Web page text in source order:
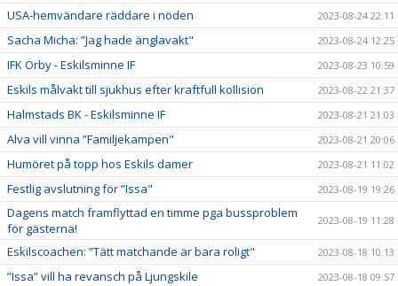
USA-hemvändare räddare i nöden 2023-08-24 22:11
Sacha Micha: ”Jag hade änglavakt" 2023-08-24 12:25
IFK Örby - Eskilsminne IF 2023-08-23 10:59
Eskils målvakt till sjukhus efter kraftfull kollision 2023-08-22 21:37
Halmstads BK - Eskilsminne IF 2023-08-21 21:03
Alva vill vinna ”Familjekampen" 2023-08-21 20:06
Humöret på topp hos Eskils damer 2023-08-21 11:02
Festlig avslutning för ”Issa" 2023-08-19 19:26
Dagens match framflyttad en timme pga bussproblem
för gästerna!
2023-08-19 11:28
Eskilscoachen: ”Tätt matchande är bara roligt" 2023-08-18 10:13
”Issa” vill ha revansch på Ljungskile 2023-08-18 09:57